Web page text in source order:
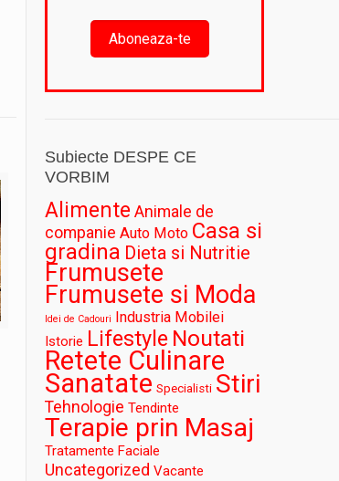
Aboneaza-te
Subiecte DESPE CE
VORBIM
Alimente Animale de
companie Auto Moto Casa si
gradina Dieta si Nutritie
Frumusete
Frumusete si Moda
Idei de Cadouri Industria Mobilei
Istorie Lifestyle Noutati
Retete Culinare
Sanatate Specialisti Stiri
Tehnologie Tendinte
Terapie prin Masaj
Tratamente Faciale
Uncategorized Vacante